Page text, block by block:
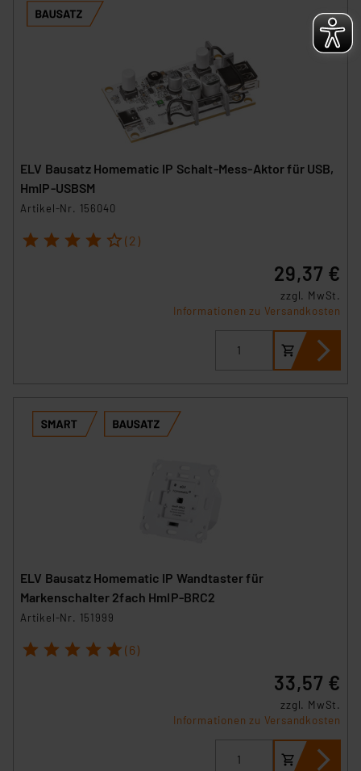
ELV Bausatz Homematic IP Schalt-Mess-Aktor für USB,
HmIP-USBSM
Artikel-Nr. 156040
1 2 3 4 5 (2)
29,37 €
zzgl. MwSt.
Informationen zu Versandkosten
ELV Bausatz Homematic IP Wandtaster für
Markenschalter 2fach HmIP-BRC2
Artikel-Nr. 151999
1 2 3 4 5 (6)
33,57 €
zzgl. MwSt.
Informationen zu Versandkosten